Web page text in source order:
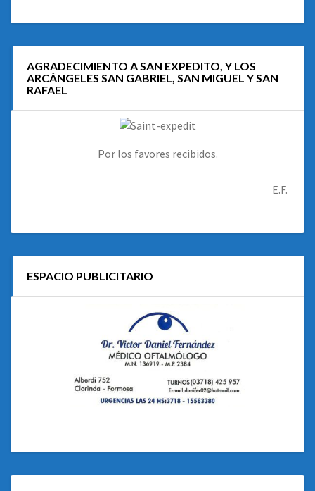
AGRADECIMIENTO A SAN EXPEDITO, Y LOS
ARCÁNGELES SAN GABRIEL, SAN MIGUEL Y SAN
RAFAEL
Por los favores recibidos.
E.F.
ESPACIO PUBLICITARIO